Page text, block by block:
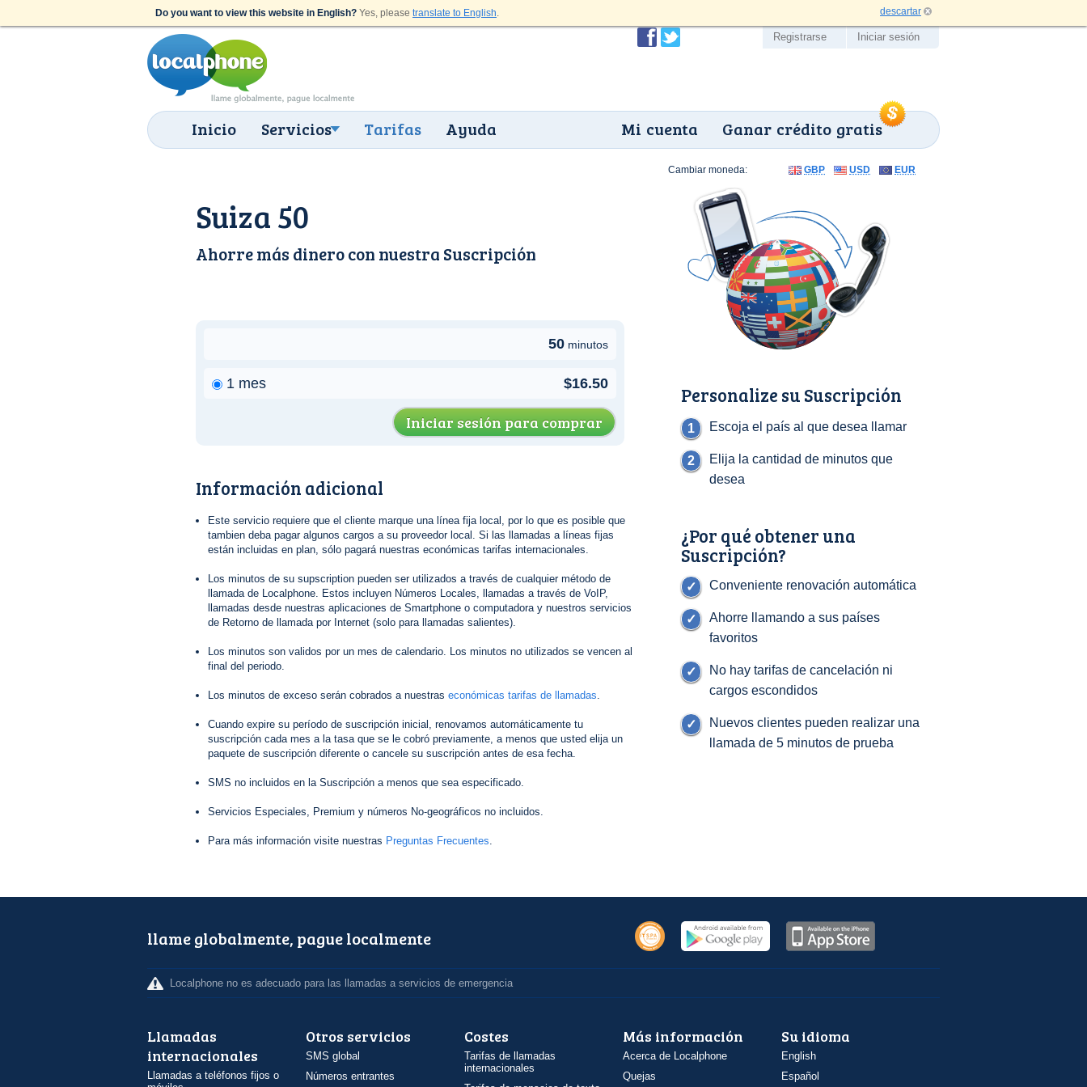
Do you want to view this website in English? Yes, please translate to English. descartar
Inicio Servicios Tarifas Ayuda Ganar crédito gratis
Mi cuenta
Registrarse Iniciar sesión
Cambiar moneda: GBP USD EUR
Suiza 50
Ahorre más dinero con nuestra Suscripción
50 minutos
1 mes $16.50
Iniciar sesión para comprar
Información adicional
Este servicio requiere que el cliente marque una línea fija local, por lo que es posible que
tambien deba pagar algunos cargos a su proveedor local. Si las llamadas a líneas fijas
están incluidas en plan, sólo pagará nuestras económicas tarifas internacionales.
Los minutos de su supscription pueden ser utilizados a través de cualquier método de
llamada de Localphone. Estos incluyen Números Locales, llamadas a través de VoIP,
llamadas desde nuestras aplicaciones de Smartphone o computadora y nuestros servicios
de Retorno de llamada por Internet (solo para llamadas salientes).
Los minutos son validos por un mes de calendario. Los minutos no utilizados se vencen al
final del periodo.
Los minutos de exceso serán cobrados a nuestras económicas tarifas de llamadas.
Cuando expire su período de suscripción inicial, renovamos automáticamente tu
suscripción cada mes a la tasa que se le cobró previamente, a menos que usted elija un
paquete de suscripción diferente o cancele su suscripción antes de esa fecha.
SMS no incluidos en la Suscripción a menos que sea especificado.
Servicios Especiales, Premium y números No-geográficos no incluidos.
Para más información visite nuestras Preguntas Frecuentes.
Personalize su Suscripción
Escoja el país al que desea llamar
Elija la cantidad de minutos que
desea
¿Por qué obtener una
Suscripción?
Conveniente renovación automática
Ahorre llamando a sus países
favoritos
No hay tarifas de cancelación ni
cargos escondidos
Nuevos clientes pueden realizar una
llamada de 5 minutos de prueba
llame globalmente, pague localmente
Localphone no es adecuado para las llamadas a servicios de emergencia
Llamadas
internacionales
Llamadas a teléfonos fijos o
Otros servicios
SMS global
Números entrantes
Costes
Tarifas de llamadas
internacionales
Más información
Acerca de Localphone
Quejas
Su idioma
English
Español